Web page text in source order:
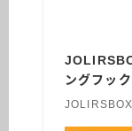
ングフッ
JOLIRSBOX